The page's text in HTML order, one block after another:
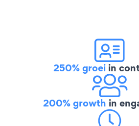
250% groei in
200% growth in